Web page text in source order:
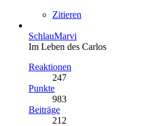
Zitieren
SchlauMarvi
Im Leben des Carlos
Reaktionen
247
Punkte
983
Beiträge
212